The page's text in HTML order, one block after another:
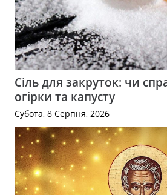
Сіль для закруток: чи
огірки та капусту
Субота, 8 Серпня, 2026